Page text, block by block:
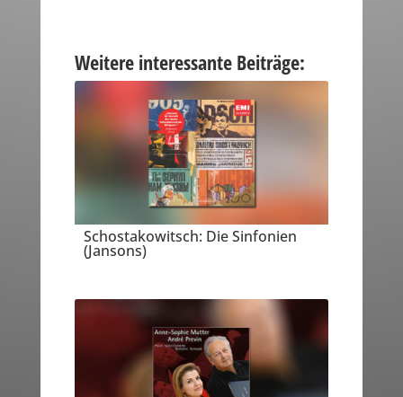
Weitere interessante Beiträge:
Schostakowitsch: Die Sinfonien
(Jansons)